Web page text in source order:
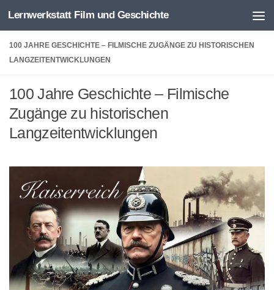
Zum Inhalt springen
Lernwerkstatt Film und Geschichte
100 JAHRE GESCHICHTE – FILMISCHE ZUGÄNGE ZU HISTORISCHEN
LANGZEITENTWICKLUNGEN
100 Jahre Geschichte – Filmische
Zugänge zu historischen
Langzeitentwicklungen